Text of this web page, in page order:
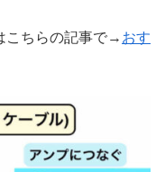
こちらの記事で→ おす